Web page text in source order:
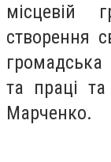
місцевій
створення
громадська
та праці та
Марченко.